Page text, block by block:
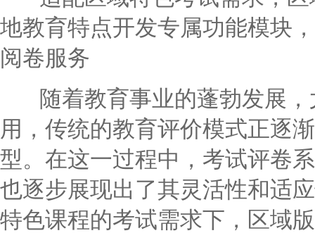
地教育特点开发专属功能模块
阅卷服务
随着教育事业的蓬勃发展，
用，传统的教育评价模式正逐
型。在这一过程中，考试评卷
也逐步展现出了其灵活性和适
特色课程的考试需求下，区域